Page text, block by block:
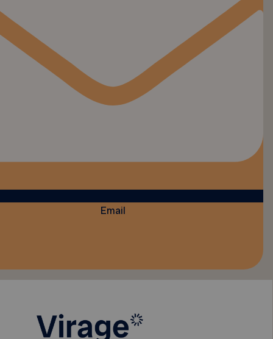
Email